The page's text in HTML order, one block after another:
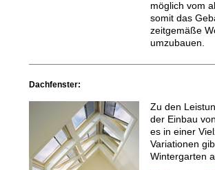
möglich vom
somit das
zeitgemäße
umzubauen.
Dachfenster:
Zu den
der Einbau
es in einer
Variationen
Wintergarten